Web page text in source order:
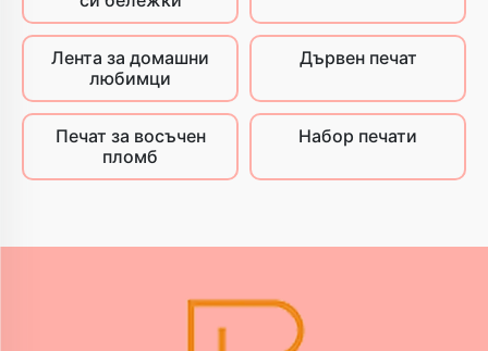
Лента за домашни
любимци
Дървен печат
Печат за восъчен
пломб
Набор печати